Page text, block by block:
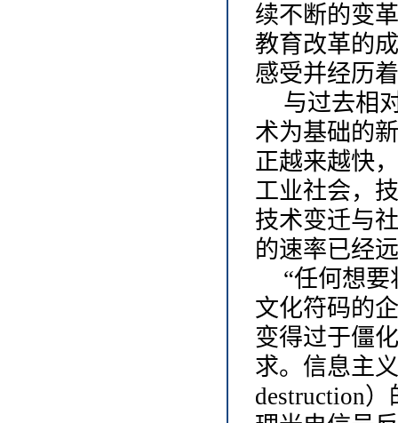
续不断的变
教育改革的
感受并经历
与过去相
术为基础的
正越来越快
工业社会，
技术变迁与
的速率已经
“任何想
文化符码的
变得过于僵
求。信息主
destruction